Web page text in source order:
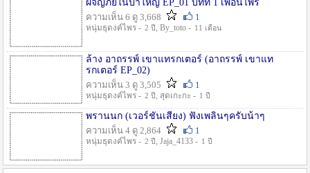
ผจญภัยในป่าใหญ่ EP_01 บทที่ 1 เพื่อนไพร
ความเห็น 6 ดู 3,668
1
หนุ่มธุดงค์ไพร - 2 ปี , By_toto - 11 เดือน
ล้าง อาถรรพ์ เขาแทรกเตอร์ (อาถรรพ์ เขาแท
รกเตอร์ EP_02)
ความเห็น 3 ดู 3,505
1
หนุ่มธุดงค์ไพร - 2 ปี , สุดเกะกะ - 1 ปี
พรานนก (เวอร์ชั่นเสียง) ฟังเพลินๆครับน้าๆ
ความเห็น 4 ดู 2,864
1
หนุ่มธุดงค์ไพร - 2 ปี , Jaja_4133 - 1 ปี